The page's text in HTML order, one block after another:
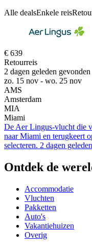
Alle dealsEnkele reis
€ 639
Retourreis
2 dagen geleden gevonden
zo. 15 nov - wo. 25 nov
AMS
Amsterdam
MIA
Miami
De Aer Lingus-vlucht die
naar Miami en terugkeert
selecteren. 2 dagen
Ontdek de
Accommodatie
Vluchten
Pakketten
Auto's
Vakantiehuizen
Overig